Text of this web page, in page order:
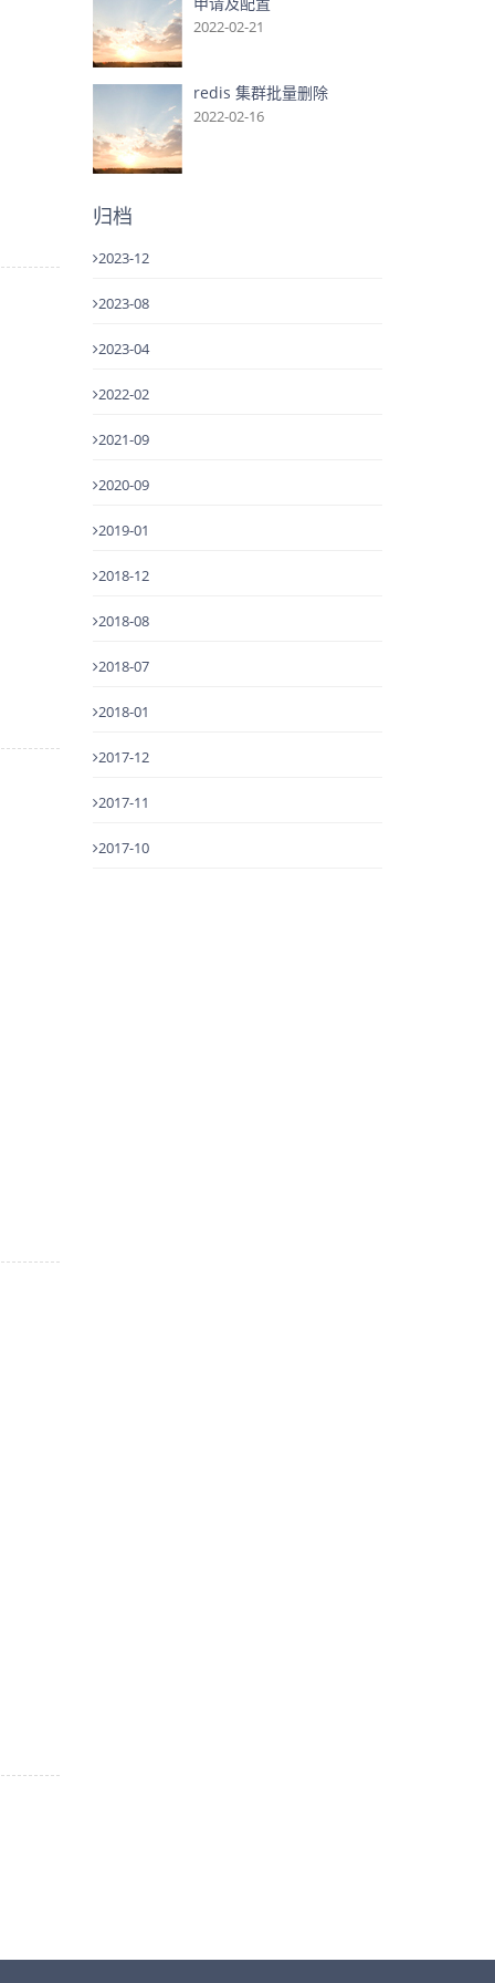
2022-02-21
redis 集群批量删除
2022-02-16
归档
2023-12
2023-08
2023-04
2022-02
2021-09
2020-09
2019-01
2018-12
2018-08
2018-07
2018-01
2017-12
2017-11
2017-10